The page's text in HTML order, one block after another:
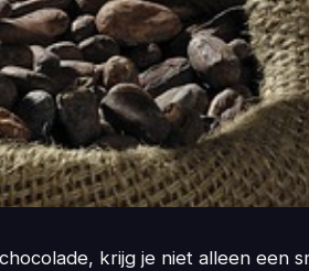
krijg je niet alleen een